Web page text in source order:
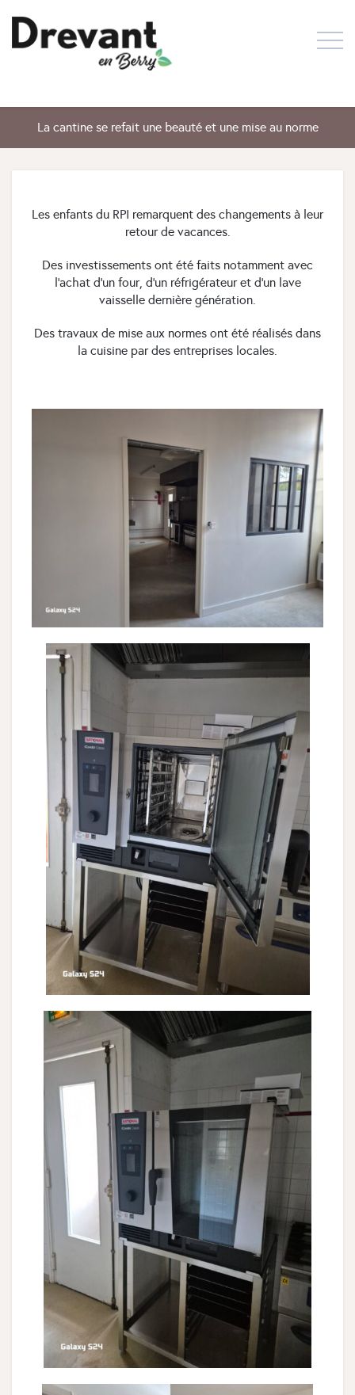
La cantine se refait une beauté et une mise au norme
Les enfants du RPI remarquent des changements à leur
retour de vacances.
Des investissements ont été faits notamment avec
l’achat d’un four, d’un réfrigérateur et d’un lave
vaisselle dernière génération.
Des travaux de mise aux normes ont été réalisés dans
la cuisine par des entreprises locales.